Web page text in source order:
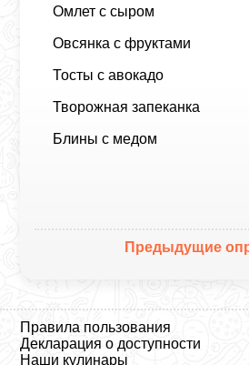
Омлет с сыром
Овсянка с фруктами
Тосты с авокадо
Творожная запеканка
Блины с медом
Предыдущие
Правила пользования
Декларация о доступности
Наши кулинары